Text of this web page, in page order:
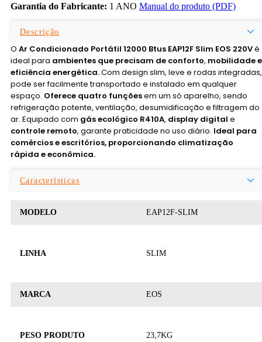
Garantia do Fabricante: 1 ANO Manual do produto (PDF)
Descrição
O Ar Condicionado Portátil 12000 Btus EAP12F Slim EOS 220Vé
ideal para ambientes que precisam de conforto, mobilidade e
eficiência energética.Com design slim, leve e rodas integradas,
pode ser facilmente transportado e instalado em qualquer
espaço. Oferece quatro funçõesem um só aparelho, sendo
refrigeração potente, ventilação, desumidificação e filtragem do
ar. Equipado com gás ecológico R410A, display digital e
controle remoto, garante praticidade no uso diário. Ideal para
comércios e escritórios, proporcionando climatização
rápida e econômica.
Características
MODELO EAP12F-SLIM
LINHA SLIM
MARCA EOS
PESO PRODUTO 23,7KG